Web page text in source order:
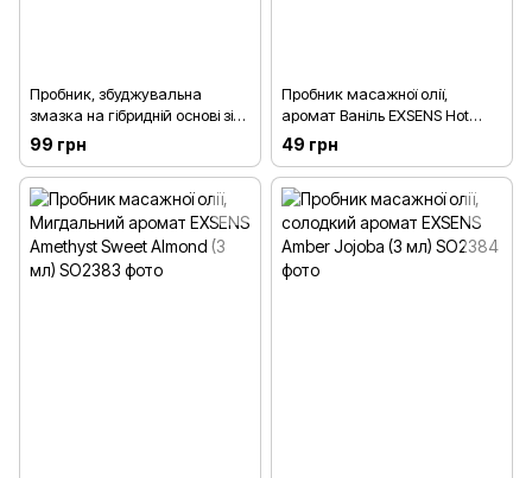
Пробник, збуджувальна
змазка на гібридній основі зі
смаком Вишні - Sensuva Ultra-
Stimulating On Insane Cherry
Pop (6 мл)
99 грн
Пробник масажної олії,
аромат Ваніль EXSENS Hot
Vanilla (3 мл)
49 грн